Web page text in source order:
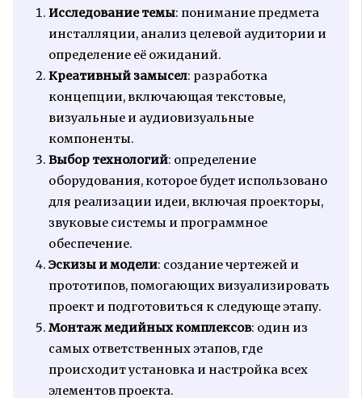
Исследование темы: понимание предмета
инсталляции, анализ целевой аудитории и
определение её ожиданий.
Креативный замысел: разработка
концепции, включающая текстовые,
визуальные и аудиовизуальные
компоненты.
Выбор технологий: определение
оборудования, которое будет использовано
для реализации идеи, включая проекторы,
звуковые системы и программное
обеспечение.
Эскизы и модели: создание чертежей и
прототипов, помогающих визуализировать
проект и подготовиться к следующе этапу.
Монтаж медийных комплексов: один из
самых ответственных этапов, где
происходит установка и настройка всех
элементов проекта.